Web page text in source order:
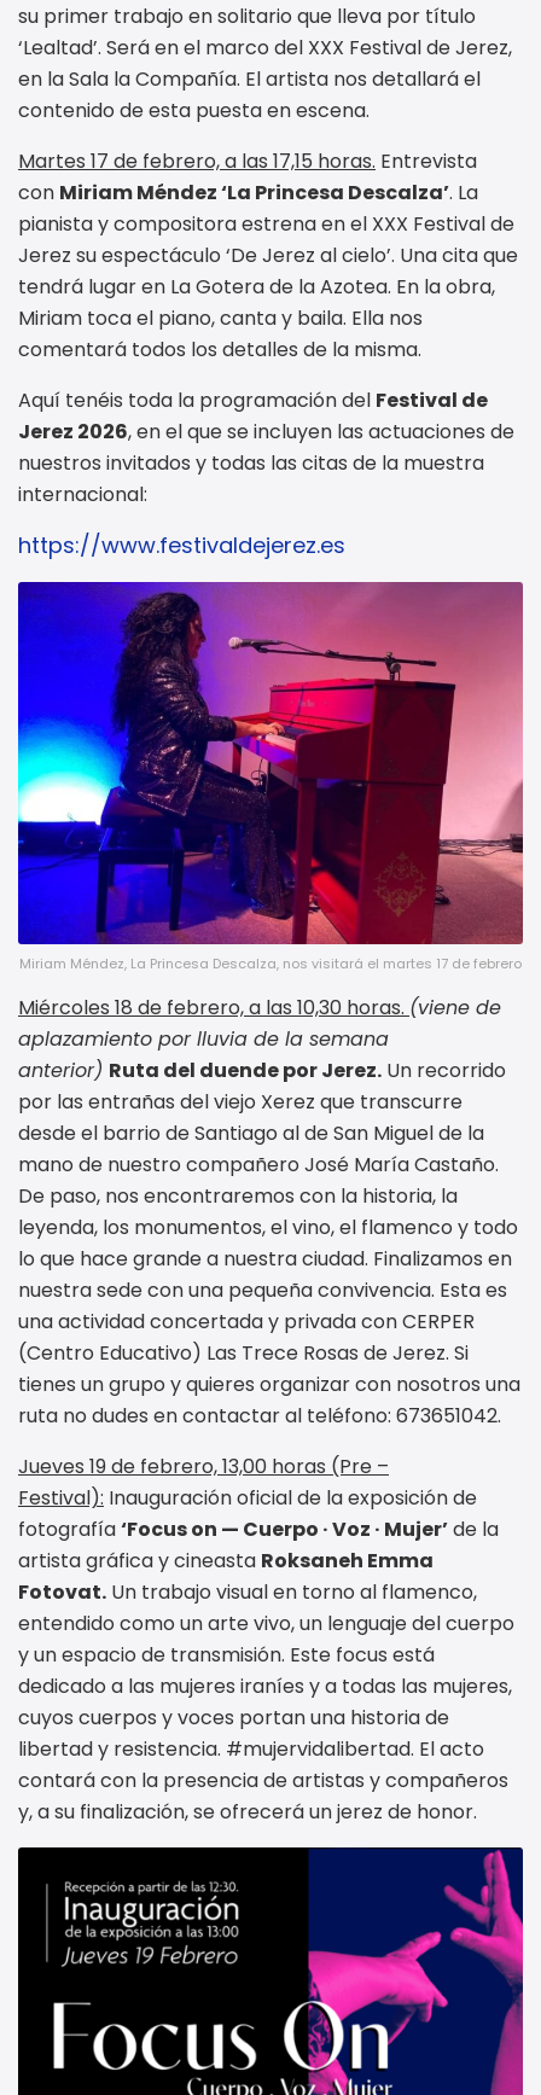
su primer trabajo en solitario que lleva por título
‘Lealtad’. Será en el marco del XXX Festival de Jerez,
en la Sala la Compañía. El artista nos detallará el
contenido de esta puesta en escena.
Martes 17 de febrero, a las 17,15 horas. Entrevista
con Miriam Méndez ‘La Princesa Descalza’. La
pianista y compositora estrena en el XXX Festival de
Jerez su espectáculo ‘De Jerez al cielo’. Una cita que
tendrá lugar en La Gotera de la Azotea. En la obra,
Miriam toca el piano, canta y baila. Ella nos
comentará todos los detalles de la misma.
Aquí tenéis toda la programación del Festival de
Jerez 2026, en el que se incluyen las actuaciones de
nuestros invitados y todas las citas de la muestra
internacional:
https://www.festivaldejerez.es
Miriam Méndez, La Princesa Descalza, nos visitará el martes 17 de febrero
Miércoles 18 de febrero, a las 10,30 horas. (viene de
aplazamiento por lluvia de la semana
anterior) Ruta del duende por Jerez. Un recorrido
por las entrañas del viejo Xerez que transcurre
desde el barrio de Santiago al de San Miguel de la
mano de nuestro compañero José María Castaño.
De paso, nos encontraremos con la historia, la
leyenda, los monumentos, el vino, el flamenco y todo
lo que hace grande a nuestra ciudad. Finalizamos en
nuestra sede con una pequeña convivencia. Esta es
una actividad concertada y privada con CERPER
(Centro Educativo) Las Trece Rosas de Jerez. Si
tienes un grupo y quieres organizar con nosotros una
ruta no dudes en contactar al teléfono: 673651042.
Jueves 19 de febrero, 13,00 horas (Pre –
Festival): Inauguración oficial de la exposición de
fotografía‘Focus on — Cuerpo · Voz · Mujer’de la
artista gráfica y cineasta Roksaneh Emma
Fotovat. Un trabajo visual en torno al flamenco,
entendido como un arte vivo, un lenguaje del cuerpo
y un espacio de transmisión. Este focus está
dedicado a las mujeres iraníes y a todas las mujeres,
cuyos cuerpos y voces portan una historia de
libertad y resistencia. #mujervidalibertad. El acto
contará con la presencia de artistas y compañeros
y, a su finalización, se ofrecerá un jerez de honor.